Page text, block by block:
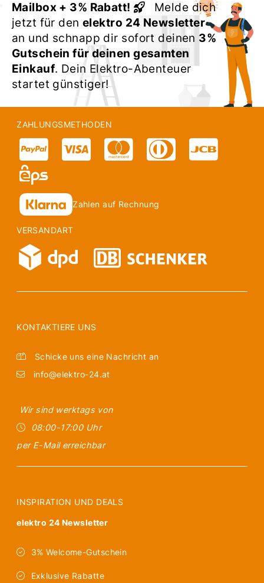
Mailbox + 3% Rabatt!
Melde dich
jetzt für denelektro 24 Newsletter
an und schnapp dir sofort deinen 3%
Gutschein für deinen gesamten
Einkauf. Dein Elektro-Abenteuer
startet günstiger!
ZAHLUNGSMETHODEN
Zahlen auf Rechnung
VERSANDART
KONTAKTIERE UNS
Schicke uns eine Nachricht an
info@elektro-24.at
Wir sind werktags von
08:00-17:00 Uhr
per E-Mail erreichbar
INSPIRATION UND DEALS
elektro 24 Newsletter
3% Welcome-Gutschein
Exklusive Rabatte